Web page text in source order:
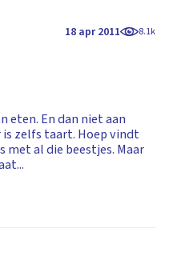
18 apr 2011 8.1k
eten. En dan niet aan
is zelfs taart. Hoep vindt
met al die beestjes. Maar